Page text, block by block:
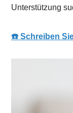
Unterstützung
☎️ Schreiben